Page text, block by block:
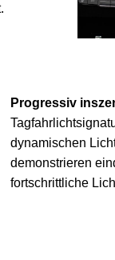
Progressiv
dynamischen
demonstrieren
fortschrittliche